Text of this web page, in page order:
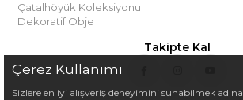
Çatalhöyük Koleksiyonu
Dekoratif Obje
Takipte Kal
Çerez Kullanımı
Sizlere en iyi alışveriş deneyimini sunabilmek adına